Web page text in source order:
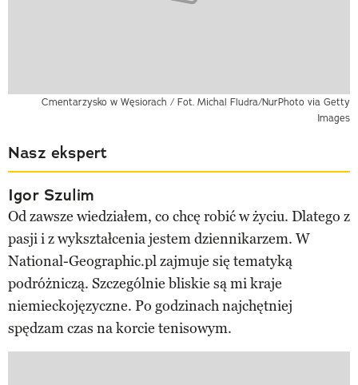
Cmentarzysko w Węsiorach / Fot. Michal Fludra/NurPhoto via Getty
Images
Nasz ekspert
Igor Szulim
Od zawsze wiedziałem, co chcę robić w życiu. Dlatego z
pasji i z wykształcenia jestem dziennikarzem. W
National-Geographic.pl zajmuje się tematyką
podróżniczą. Szczególnie bliskie są mi kraje
niemieckojęzyczne. Po godzinach najchętniej
spędzam czas na korcie tenisowym.